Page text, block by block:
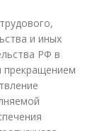
и иных
РФ в
прекращением